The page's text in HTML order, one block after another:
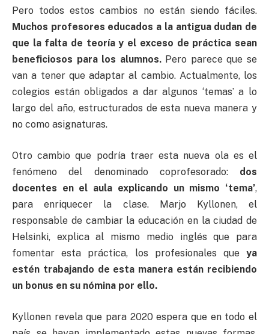
Pero todos estos cambios no están siendo fáciles.
Muchos profesores educados a la antigua dudan de
que la falta de teoría y el exceso de práctica sean
beneficiosos para los alumnos.Pero parece que se
van a tener que adaptar al cambio. Actualmente, los
colegios están obligados a dar algunos ‘temas’ a lo
largo del año, estructurados de esta nueva manera y
no como asignaturas.
Otro cambio que podría traer esta nueva ola es el
fenómeno del denominado coprofesorado: dos
docentes en el aula explicando un mismo ‘tema’,
para enriquecer la clase. Marjo Kyllonen, el
responsable de cambiar la educación en la ciudad de
Helsinki, explica al mismo medio inglés que para
fomentar esta práctica, los profesionales que ya
estén trabajando de esta manera están recibiendo
un bonus en su nómina por ello.
Kyllonen revela que para 2020 espera que en todo el